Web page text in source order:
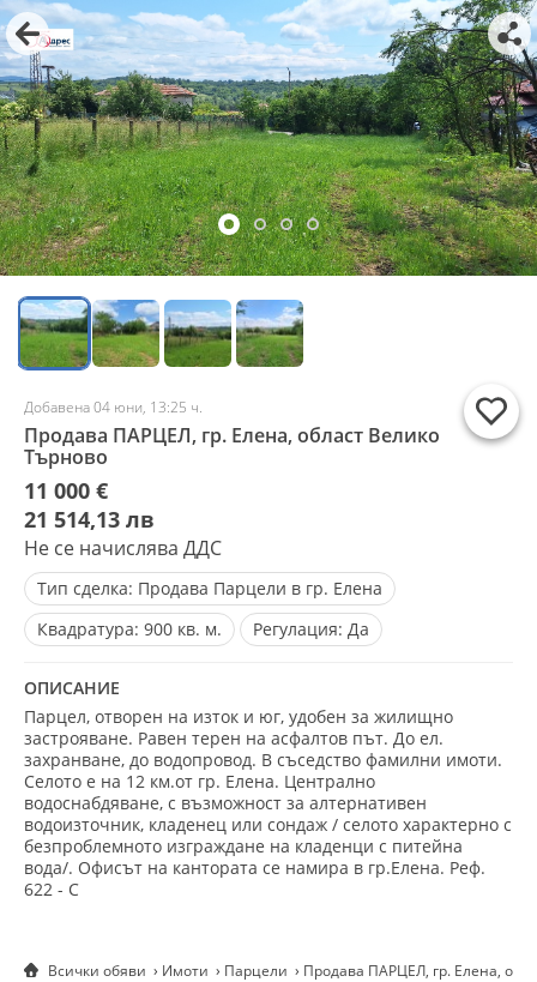
Добавена 04 юни, 13:25 ч.
Продава ПАРЦЕЛ, гр. Елена, област Велико
Търново
11 000 €
21 514,13 лв
Не се начислява ДДС
Тип сделка: Продава Парцели в гр. Елена
Квадратура: 900 кв. м. Регулация: Да
ОПИСАНИЕ
Парцел, отворен на изток и юг, удобен за жилищно
застрояване. Равен терен на асфалтов път. До ел.
захранване, до водопровод. В съседство фамилни имоти.
Селото е на 12 км.от гр. Елена. Централно
водоснабдяване, с възможност за алтернативен
водоизточник, кладенец или сондаж / селото характерно с
безпроблемното изграждане на кладенци с питейна
вода/. Офисът на кантората се намира в гр.Елена. Реф.
622 - С
Всички обяви Имоти Парцели Продава ПАРЦЕЛ, гр. Елена,